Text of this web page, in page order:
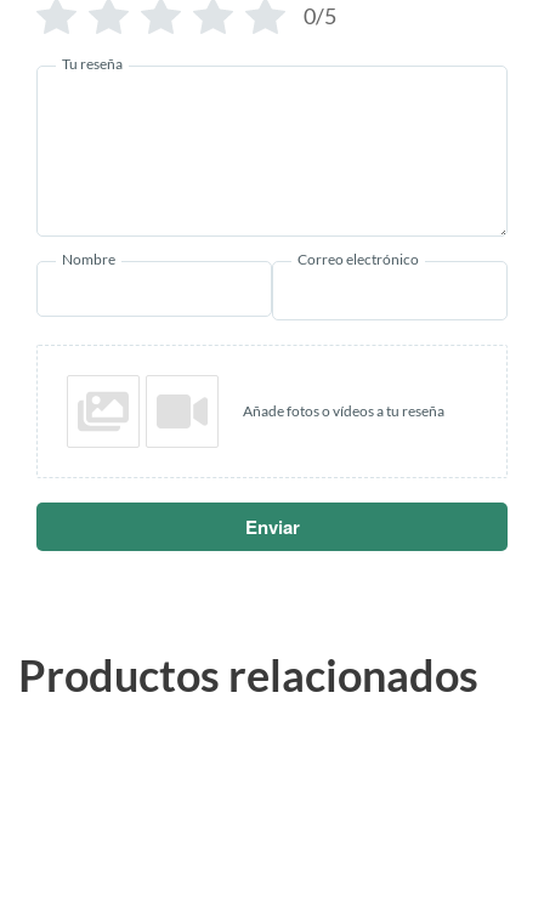
0/5
Tu reseña
Nombre Correo electrónico
Añade fotos o vídeos a tu reseña
Enviar
Productos relacionados